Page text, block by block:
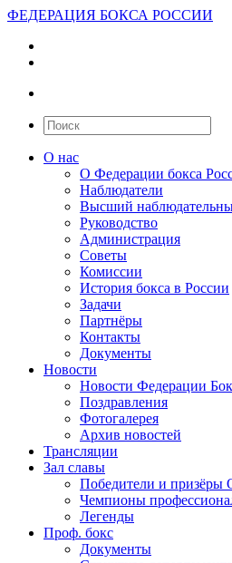
ФЕДЕРАЦИЯ БОКСА РОССИИ
О нас
О Федерации бокса
Наблюдатели
Высший
Руководство
Администрация
Советы
Комиссии
История бокса в России
Задачи
Партнёры
Контакты
Документы
Новости
Новости Федерации
Поздравления
Фотогалерея
Архив новостей
Трансляции
Зал славы
Победители и
Чемпионы
Легенды
Проф. бокс
Документы